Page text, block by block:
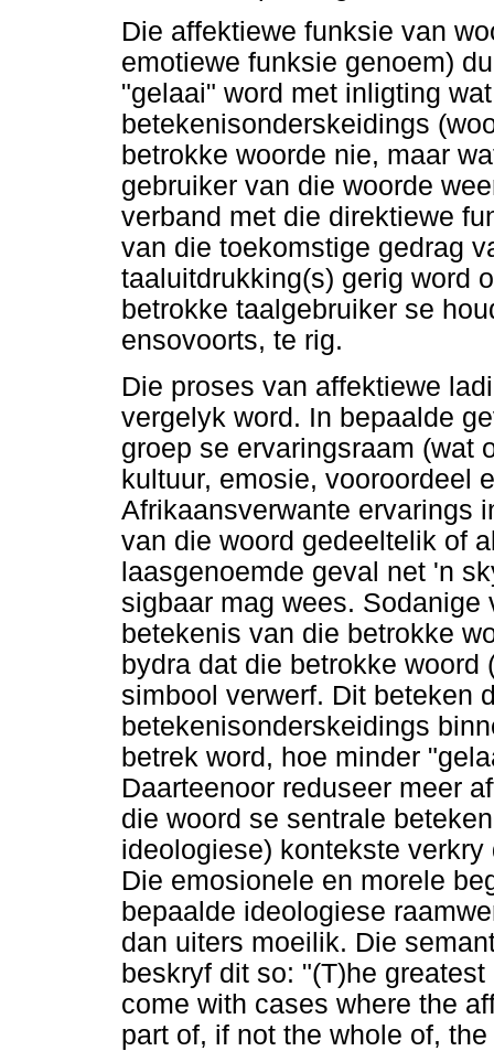
Die affektiewe funksie van
emotiewe funksie genoem)
"gelaai" word met inligting
betekenisonderskeidings
betrokke woorde nie, maar
gebruiker van die woorde
verband met die direktiewe
van die toekomstige gedrag
taaluitdrukking(s) gerig word
betrokke taalgebruiker se
ensovoorts, te rig.
Die proses van affektiewe
vergelyk word. In bepaalde
groep se ervaringsraam (wat
kultuur, emosie, vooroordeel
Afrikaansverwante ervarings
van die woord gedeeltelik of
laasgenoemde geval net 'n
sigbaar mag wees.
betekenis van die betrokke
bydra dat die betrokke
simbool verwerf. Dit beteken
betekenisonderskeidings
betrek word, hoe minder
Daarteenoor reduseer meer
die woord se sentrale
ideologiese) kontekste
Die emosionele en morele
bepaalde ideologiese
dan uiters moeilik. Die
beskryf dit so: "(T)he
come with cases where the
part of, if not the whole of,